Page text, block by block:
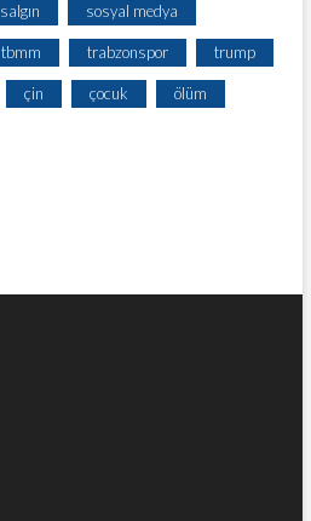
salgın sosyal medya
tbmm trabzonspor trump
çin çocuk ölüm